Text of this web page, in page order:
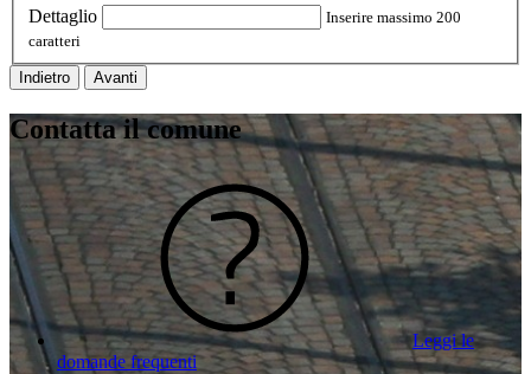
Dettaglio
Inserire massimo 200
caratteri
Indietro Avanti
Contatta il comune
Leggi le
domande frequenti